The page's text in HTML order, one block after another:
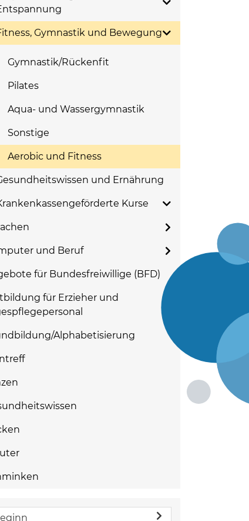
Gymnastik und Bewegung
Gymnastik/Rückenfit
Pilates
Aqua- und Wassergymnastik
Sonstige
Aerobic und Fitness
und Ernährung
Kurse
und Beruf
für Bundesfreiwillige (BFD)
für Erzieher und
Alphabetisierung